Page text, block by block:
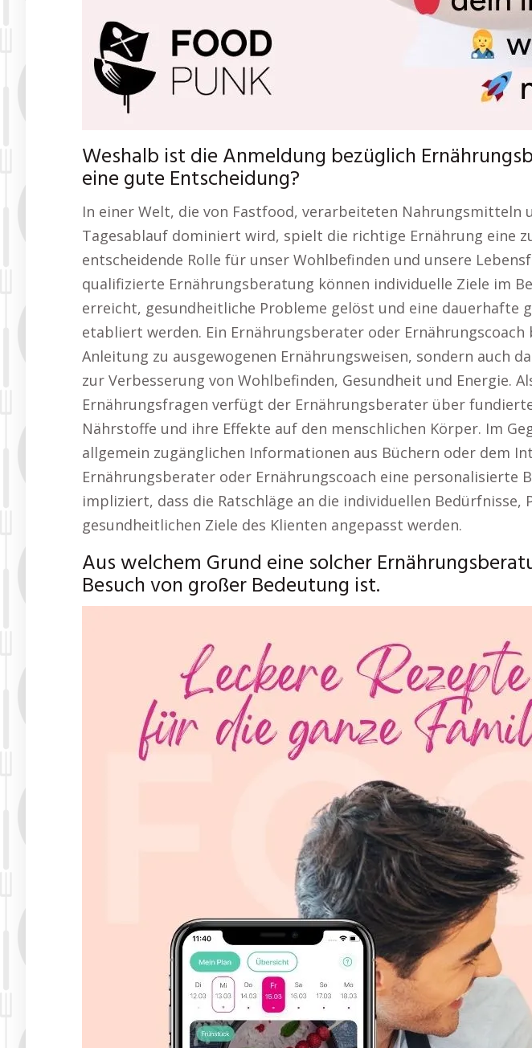
Weshalb ist die Anmeldung bezüglich
eine gute Entscheidung?
In einer Welt, die von Fastfood, verarbeiteten Nahrungsmitteln
Tagesablauf dominiert wird, spielt die richtige Ernährung eine
entscheidende Rolle für unser Wohlbefinden und unsere
qualifizierte Ernährungsberatung können individuelle Ziele im
erreicht, gesundheitliche Probleme gelöst und eine dauerhafte
etabliert werden. Ein Ernährungsberater oder
Anleitung zu ausgewogenen Ernährungsweisen, sondern auch
zur Verbesserung von Wohlbefinden, Gesundheit und Energie.
Ernährungsfragen verfügt der Ernährungsberater über
Nährstoffe und ihre Effekte auf den menschlichen Körper. Im
allgemein zugänglichen Informationen aus Büchern oder dem
Ernährungsberater oder Ernährungscoach eine personalisierte
impliziert, dass die Ratschläge an die individuellen Bedürfnisse,
gesundheitlichen Ziele des Klienten angepasst werden.
Aus welchem Grund eine solcher
Besuch von großer Bedeutung ist.